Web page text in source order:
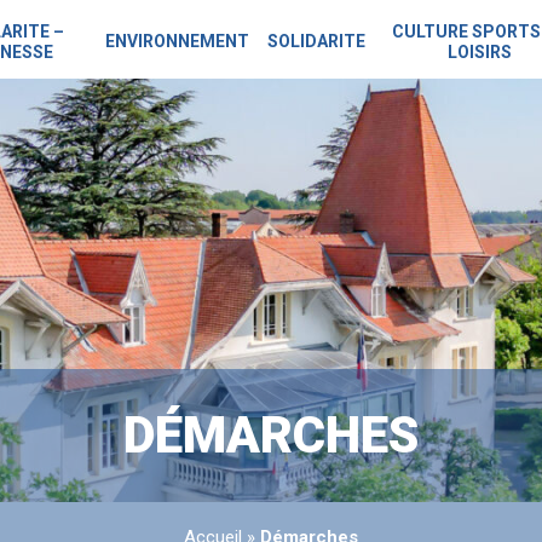
–
ENVIRONNEMENT SOLIDARITE
CULTURE
LOISIRS
DÉMARCHES
Accueil » Démarches